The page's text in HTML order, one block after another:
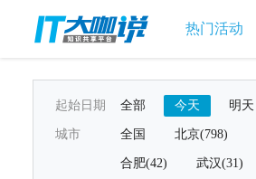
热门活动
起始日期 全部 今天 明天
城市 全国 北京(798)
合肥(42) 武汉(31)